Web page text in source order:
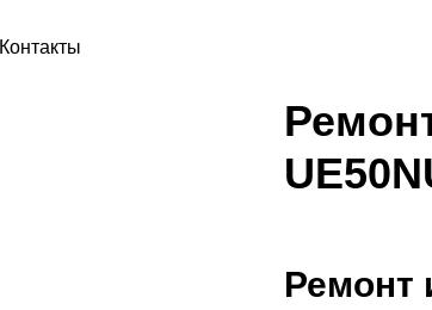
Контакты
Ремонт